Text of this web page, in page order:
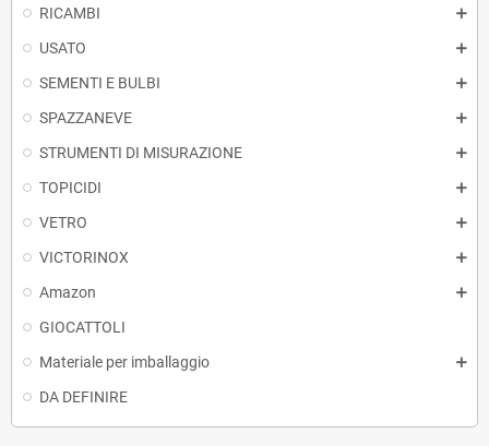
RICAMBI
USATO
SEMENTI E BULBI
SPAZZANEVE
STRUMENTI DI MISURAZIONE
TOPICIDI
VETRO
VICTORINOX
Amazon
GIOCATTOLI
Materiale per imballaggio
DA DEFINIRE